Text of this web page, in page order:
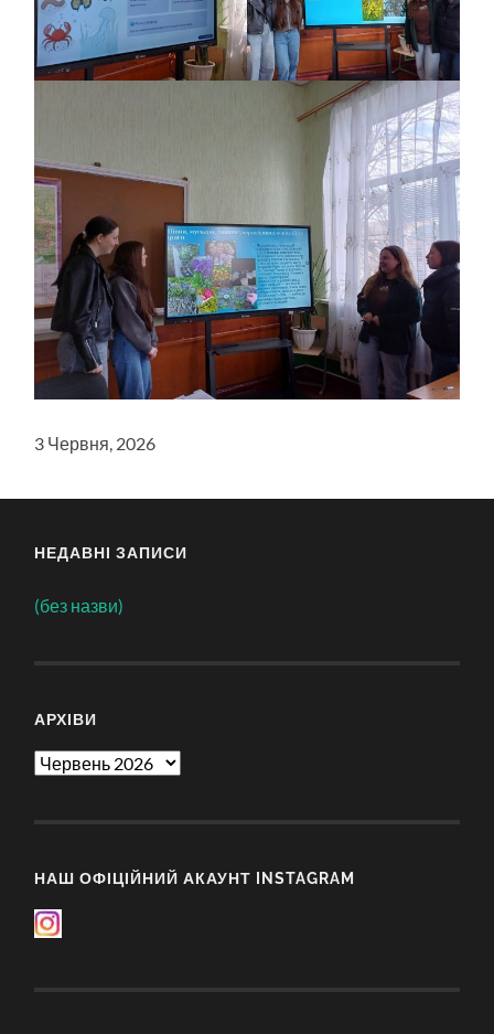
3 Червня, 2026
НЕДАВНІ ЗАПИСИ
(без назви)
АРХІВИ
Архіви
НАШ ОФІЦІЙНИЙ АКАУНТ INSTAGRAM